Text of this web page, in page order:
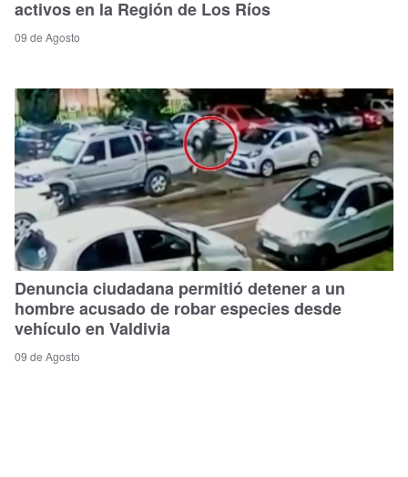
activos en la Región de Los Ríos
09 de Agosto
Denuncia ciudadana permitió detener a un
hombre acusado de robar especies desde
vehículo en Valdivia
09 de Agosto